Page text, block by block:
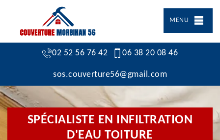
MENU
02 52 56 76 42 06 38 20 08 46
sos.couverture56@gmail.com
SPÉCIALISTE EN INFILTRATION
D'EAU TOITURE